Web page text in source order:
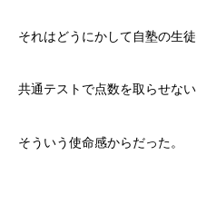
それはどうにかして自塾の生徒
共通テストで点数を取らせない
そういう使命感からだった。